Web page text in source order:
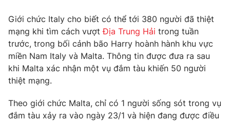
Sản phẩm
Thị trường
Tư vấn
Giao lưu trực tuyến
Lịch phát sóng
Chuyên mục khác
Emagazine Podcast
Giới chức Italy cho biết có thể tới 380 người đã thiệt
mạng khi tìm cách vượtĐịa Trung Hải trong tuần
trước, trong bối cảnh bão Harry hoành hành khu vực
miền Nam Italy và Malta. Thông tin được đưa ra sau
khi Malta xác nhận một vụ đắm tàu khiến 50 người
thiệt mạng.
Theo giới chức Malta, chỉ có 1 người sống sót trong vụ
đắm tàu xảy ra vào ngày 23/1 và hiện đang được điều